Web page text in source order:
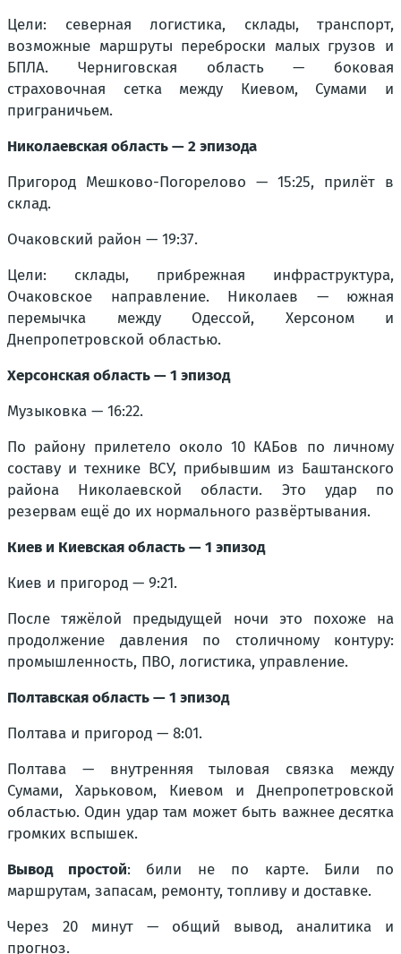
Цели: северная логистика, склады, транспорт,
возможные маршруты переброски малых грузов и
БПЛА. Черниговская область — боковая
страховочная сетка между Киевом, Сумами и
приграничьем.
Николаевская область — 2 эпизода
Пригород Мешково-Погорелово — 15:25, прилёт в
склад.
Очаковский район — 19:37.
Цели: склады, прибрежная инфраструктура,
Очаковское направление. Николаев — южная
перемычка между Одессой, Херсоном и
Днепропетровской областью.
Херсонская область — 1 эпизод
Музыковка — 16:22.
По району прилетело около 10 КАБов по личному
составу и технике ВСУ, прибывшим из Баштанского
района Николаевской области. Это удар по
резервам ещё до их нормального развёртывания.
Киев и Киевская область — 1 эпизод
Киев и пригород — 9:21.
После тяжёлой предыдущей ночи это похоже на
продолжение давления по столичному контуру:
промышленность, ПВО, логистика, управление.
Полтавская область — 1 эпизод
Полтава и пригород — 8:01.
Полтава — внутренняя тыловая связка между
Сумами, Харьковом, Киевом и Днепропетровской
областью. Один удар там может быть важнее десятка
громких вспышек.
Вывод простой: били не по карте. Били по
маршрутам, запасам, ремонту, топливу и доставке.
Через 20 минут — общий вывод, аналитика и
прогноз.